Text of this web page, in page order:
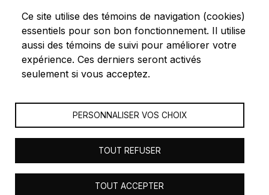
Ce site utilise des témoins de navigation (cookies)
essentiels pour son bon fonctionnement. Il utilise
aussi des témoins de suivi pour améliorer votre
expérience. Ces derniers seront activés
seulement si vous acceptez.
PERSONNALISER VOS CHOIX
TOUT REFUSER
TOUT ACCEPTER
© 2023 Les Centres d'actions bénévoles du Bas-Saint-